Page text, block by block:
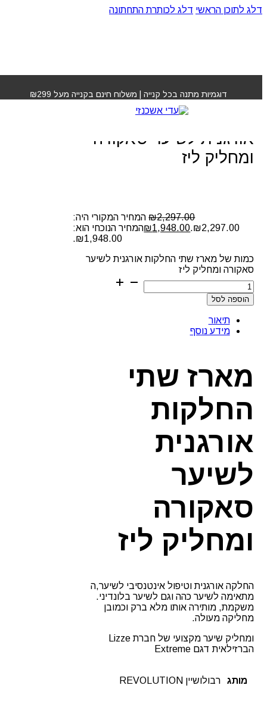
דלג לתוכן הראשי דלג לכותרת התחתונה
דוגמיות מתנה בכל קנייה | משלוח חינם בקנייה מעל ₪299
סאקורה ומחליק ליז
מארז שתי החלקות
אורגנית לשיער סאקורה
ומחליק ליז
₪2,297.00
המחיר המקורי היה:
₪2,297.00.
₪1,948.00
המחיר הנוכחי הוא:
₪1,948.00.
כמות של מארז שתי החלקות אורגנית לשיער
סאקורה ומחליק ליז
הוספה לסל
תיאור
מידע נוסף
מארז שתי
החלקות
אורגנית
לשיער
סאקורה
ומחליק ליז
החלקה אורגנית וטיפול אינטנסיבי לשיער,ה
מתאימה לשיער כהה וגם לשיער בלונדיני.
משקמת, מותירה אותו מלא ברק וכמובן
מחליקה מעולה.
ומחליק שיער מקצועי של חברת Lizze
הברזילאית דגם Extreme
מותג רבולושיין REVOLUTION